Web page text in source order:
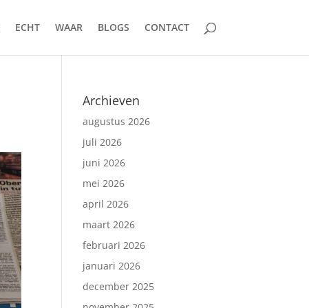
ECHT WAAR BLOGS CONTACT
Archieven
augustus 2026
juli 2026
juni 2026
mei 2026
april 2026
maart 2026
februari 2026
januari 2026
december 2025